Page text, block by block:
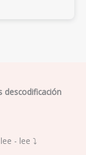
descodificación
- lee ⤵️